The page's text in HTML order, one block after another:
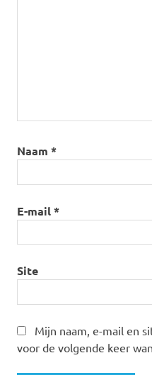
Naam *
E-mail*
Site
Mijn naam, e-mail en
voor de volgende keer